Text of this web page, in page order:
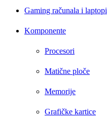
Gaming računala i laptopi
Komponente
Procesori
Matične ploče
Memorije
Grafičke kartice